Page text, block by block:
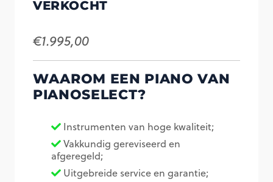
VERKOCHT
€1.995,00
WAAROM EEN PIANO VAN
PIANOSELECT?
Instrumenten van hoge kwaliteit;
Vakkundig gereviseerd en
afgeregeld;
Uitgebreide service en garantie;